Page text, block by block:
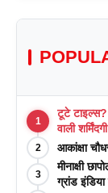
1
टूटे टाइल्स?
वाली
2 आकांक्षा
3
मीनाक्षी
ग्रांड